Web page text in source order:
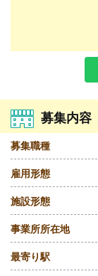
募集内容
募集職種
雇用形態
施設形態
事業所所在地
最寄り駅